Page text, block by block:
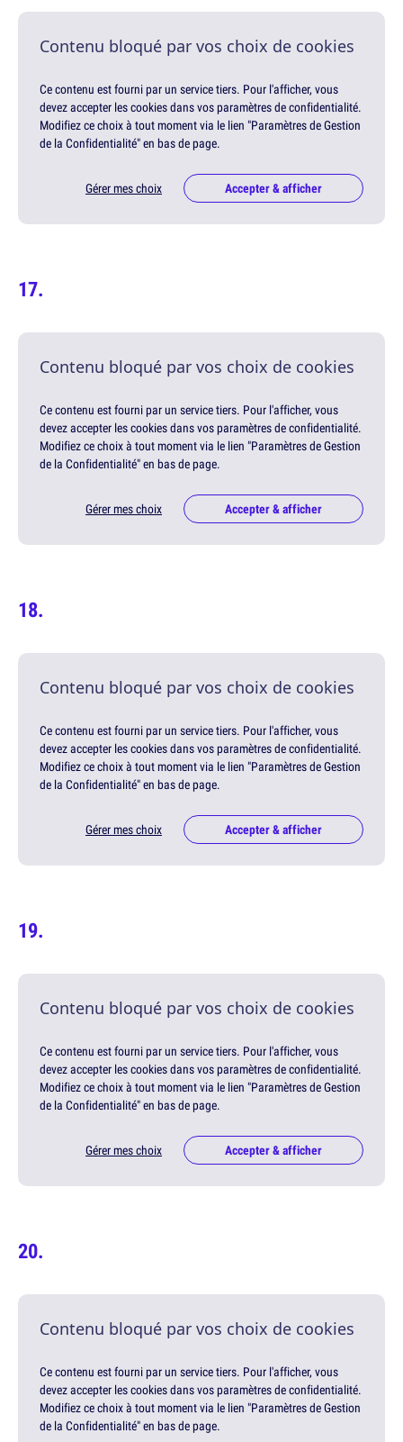
Contenu bloqué par vos choix de cookies
Ce contenu est fourni par un service tiers. Pour l'afficher, vous
devez accepter les cookies dans vos paramètres de confidentialité.
Modifiez ce choix à tout moment via le lien "Paramètres de Gestion
de la Confidentialité" en bas de page.
Gérer mes choix Accepter & afficher
Contenu bloqué par vos choix de cookies
Ce contenu est fourni par un service tiers. Pour l'afficher, vous
devez accepter les cookies dans vos paramètres de confidentialité.
Modifiez ce choix à tout moment via le lien "Paramètres de Gestion
de la Confidentialité" en bas de page.
Gérer mes choix Accepter & afficher
Contenu bloqué par vos choix de cookies
Ce contenu est fourni par un service tiers. Pour l'afficher, vous
devez accepter les cookies dans vos paramètres de confidentialité.
Modifiez ce choix à tout moment via le lien "Paramètres de Gestion
de la Confidentialité" en bas de page.
Gérer mes choix Accepter & afficher
Contenu bloqué par vos choix de cookies
Ce contenu est fourni par un service tiers. Pour l'afficher, vous
devez accepter les cookies dans vos paramètres de confidentialité.
Modifiez ce choix à tout moment via le lien "Paramètres de Gestion
de la Confidentialité" en bas de page.
Gérer mes choix Accepter & afficher
Contenu bloqué par vos choix de cookies
Ce contenu est fourni par un service tiers. Pour l'afficher, vous
devez accepter les cookies dans vos paramètres de confidentialité.
Modifiez ce choix à tout moment via le lien "Paramètres de Gestion
de la Confidentialité" en bas de page.